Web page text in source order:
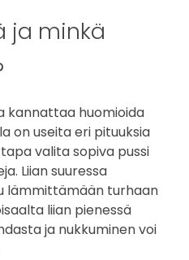
ja minkä
kannattaa huomioida
on useita eri pituuksia
valita sopiva pussi
Liian suuressa
lämmittämään turhaan
liian pienessä
ja nukkuminen voi